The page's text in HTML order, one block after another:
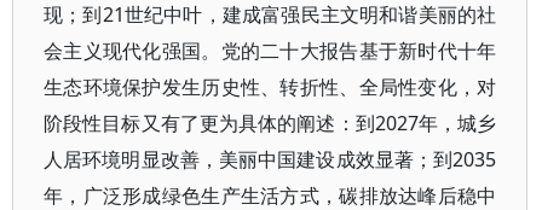
现；到21世纪中叶，建成富强民主文明和谐美丽的社
会主义现代化强国。党的二十大报告基于新时代十年
生态环境保护发生历史性、转折性、全局性变化，对
阶段性目标又有了更为具体的阐述：到2027年，城乡
人居环境明显改善，美丽中国建设成效显著；到2035
年，广泛形成绿色生产生活方式，碳排放达峰后稳中